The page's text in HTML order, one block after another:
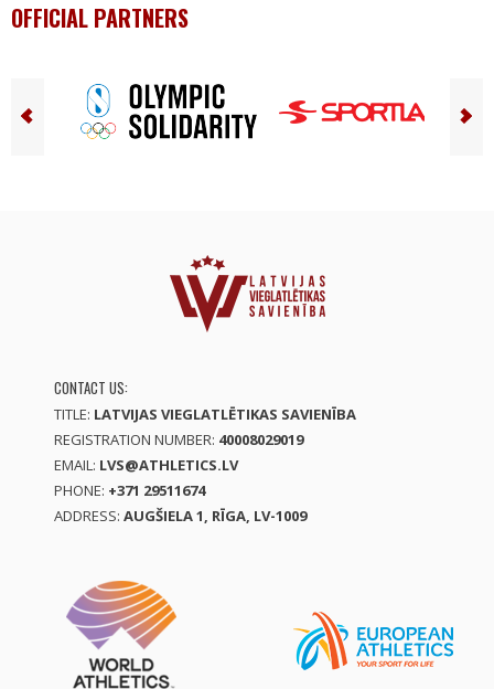
OFFICIAL PARTNERS
CONTACT US:
TITLE: LATVIJAS VIEGLATLĒTIKAS SAVIENĪBA
REGISTRATION NUMBER: 40008029019
EMAIL: LVS@ATHLETICS.LV
PHONE: +371 29511674
ADDRESS: AUGŠIELA 1, RĪGA, LV-1009